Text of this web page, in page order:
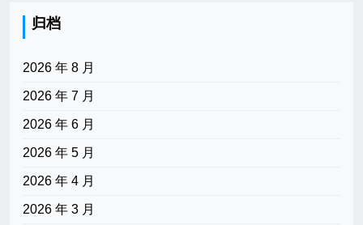
归档
2026 年 8 月
2026 年 7 月
2026 年 6 月
2026 年 5 月
2026 年 4 月
2026 年 3 月